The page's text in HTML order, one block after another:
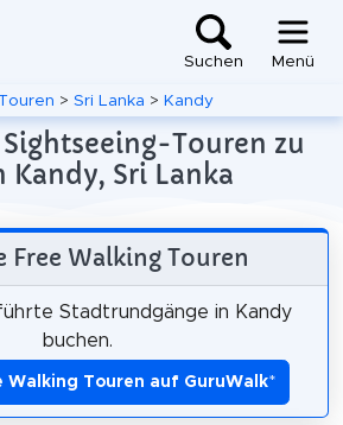
Suchen Menü
> Sri Lanka > Kandy
Touren zu
Kandy, Sri Lanka
Free Walking Touren
Stadtrundgänge in Kandy
buchen.
Walking Touren auf GuruWalk*